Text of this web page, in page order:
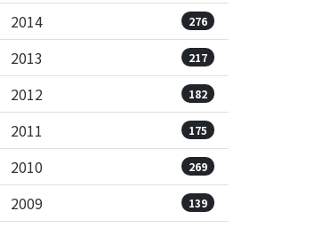
2014 276
2013 217
2012 182
2011 175
2010 269
2009 139